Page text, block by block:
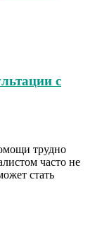
с
трудно
часто не
стать